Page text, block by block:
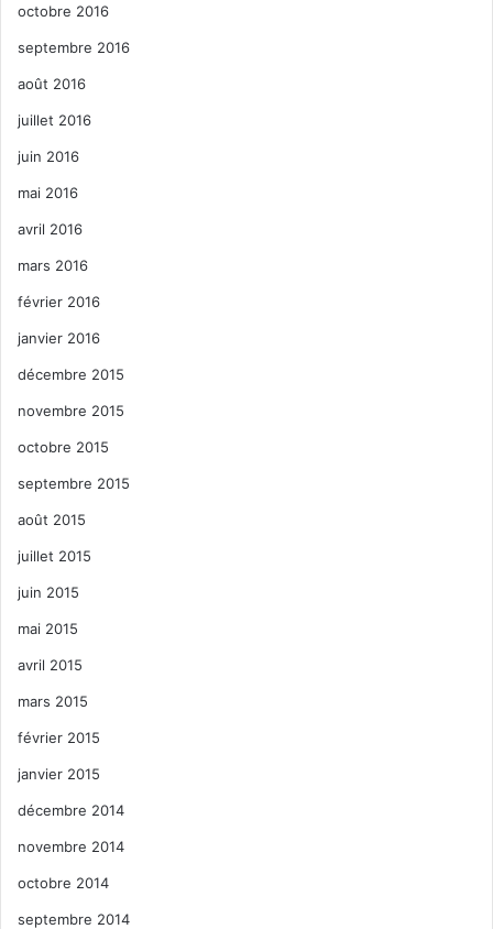
octobre 2016
septembre 2016
août 2016
juillet 2016
juin 2016
mai 2016
avril 2016
mars 2016
février 2016
janvier 2016
décembre 2015
novembre 2015
octobre 2015
septembre 2015
août 2015
juillet 2015
juin 2015
mai 2015
avril 2015
mars 2015
février 2015
janvier 2015
décembre 2014
novembre 2014
octobre 2014
septembre 2014